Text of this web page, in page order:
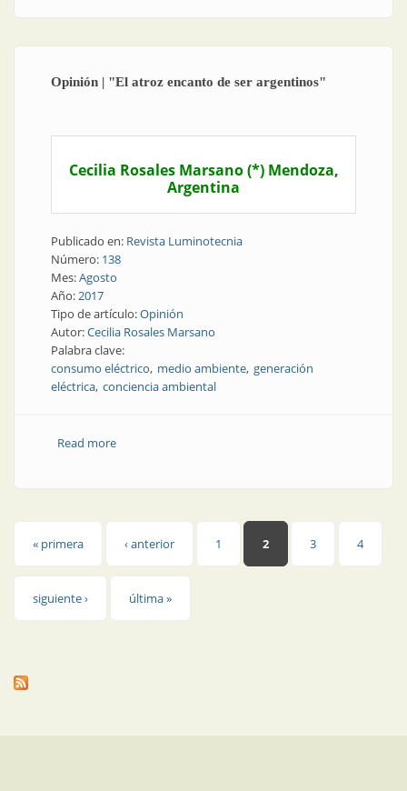
Opinión | "El atroz encanto de ser argentinos"
Cecilia Rosales Marsano (*) Mendoza,
Argentina
Publicado en: Revista Luminotecnia
Número: 138
Mes:Agosto
Año:2017
Tipo de artículo:Opinión
Autor:Cecilia Rosales Marsano
Palabra clave:
consumo eléctrico medio ambiente generación
eléctrica conciencia ambiental
Read moreabout Opinión | "El atroz encanto de ser argentinos"
Páginas
« primera ‹ anterior 1 2 3 4
siguiente › última »